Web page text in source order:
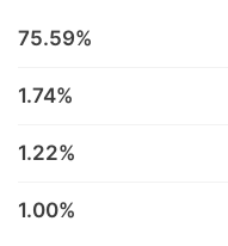
75.59%
1.74%
1.22%
1.00%